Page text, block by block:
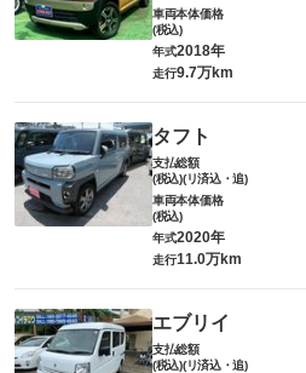
車両本体価格
(税込)
年式2018年
走行9.7万km
タフト
支払総額
(税込)(リ済込・追)
車両本体価格
(税込)
年式2020年
走行11.0万km
エブリイ
支払総額
(税込)(リ済込・追)